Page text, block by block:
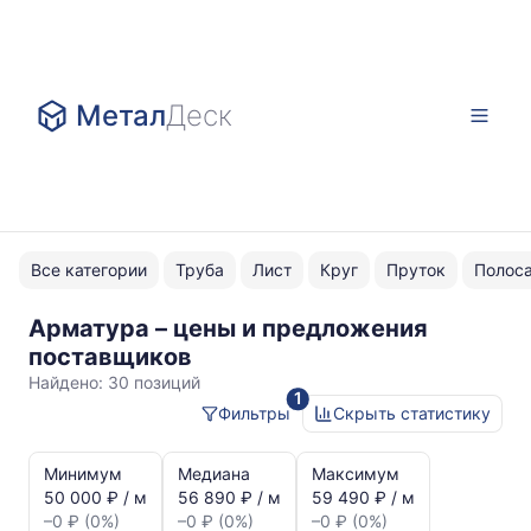
МеталДеск
Все категории Труба Лист Круг Пруток
Арматура – цены и предложения
поставщиков
Найдено: 30 позиций
1
Фильтры
Скрыть статистику
динамика
цен:
Минимум
50 000 ₽ / м
–0 ₽ (0%)
Медиана
56 890 ₽ / м
–0 ₽ (0%)
Максимум
59 490 ₽ / м
–0 ₽ (0%)